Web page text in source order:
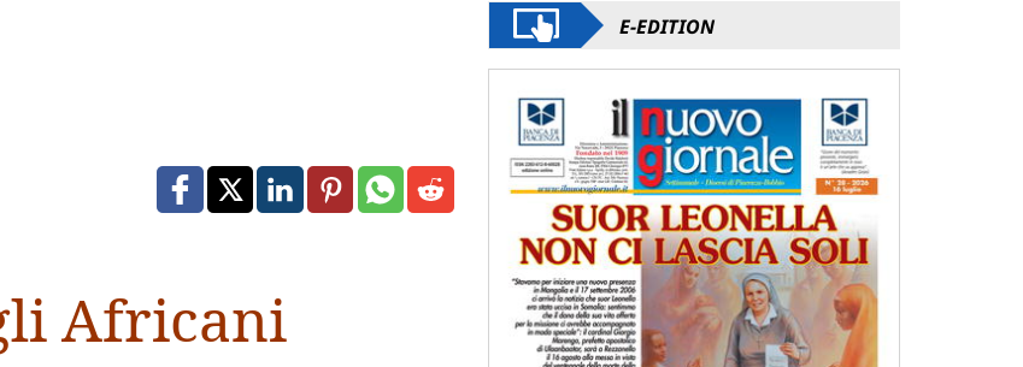
Africani
E-EDITION